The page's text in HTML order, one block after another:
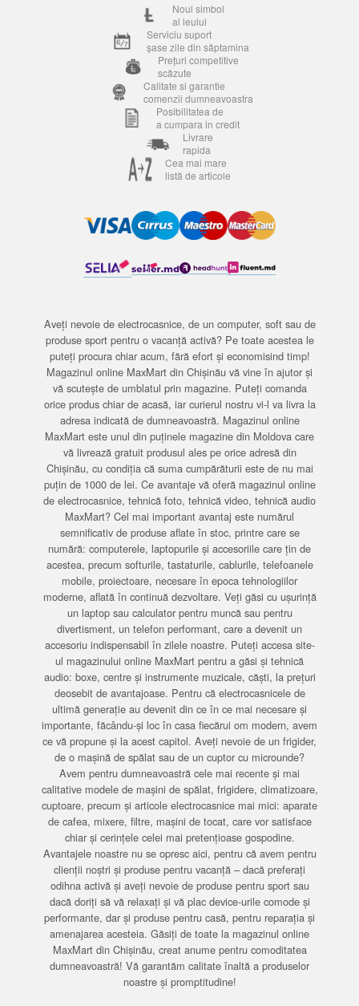
Noul simbol
al leului
Serviciu suport
șase zile din săptamina
Prețuri competitive
scăzute
Calitate si garantie
comenzii dumneavoastra
Posibilitatea de
a cumpara in credit
Livrare
rapida
Cea mai mare
listă de articole
Aveți nevoie de electrocasnice, de un computer, soft sau de
produse sport pentru o vacanță activă? Pe toate acestea le
puteți procura chiar acum, fără efort și economisind timp!
Magazinul online MaxMart din Chișinău vă vine în ajutor și
vă scutește de umblatul prin magazine. Puteți comanda
orice produs chiar de acasă, iar curierul nostru vi-l va livra la
adresa indicată de dumneavoastră. Magazinul online
MaxMart este unul din puținele magazine din Moldova care
vă livrează gratuit produsul ales pe orice adresă din
Chișinău, cu condiția că suma cumpărăturii este de nu mai
puțin de 1000 de lei. Ce avantaje vă oferă magazinul online
de electrocasnice, tehnică foto, tehnică video, tehnică audio
MaxMart? Cel mai important avantaj este numărul
semnificativ de produse aflate în stoc, printre care se
numără: computerele, laptopurile și accesoriile care țin de
acestea, precum softurile, tastaturile, cablurile, telefoanele
mobile, proiectoare, necesare în epoca tehnologiilor
moderne, aflată în continuă dezvoltare. Veți găsi cu ușurință
un laptop sau calculator pentru muncă sau pentru
divertisment, un telefon performant, care a devenit un
accesoriu indispensabil în zilele noastre. Puteți accesa site-
ul magazinului online MaxMart pentru a găsi și tehnică
audio: boxe, centre și instrumente muzicale, căști, la prețuri
deosebit de avantajoase. Pentru că electrocasnicele de
ultimă generație au devenit din ce în ce mai necesare și
importante, făcându-și loc în casa fiecărui om modern, avem
ce vă propune și la acest capitol. Aveți nevoie de un frigider,
de o mașină de spălat sau de un cuptor cu microunde?
Avem pentru dumneavoastră cele mai recente și mai
calitative modele de mașini de spălat, frigidere, climatizoare,
cuptoare, precum și articole electrocasnice mai mici: aparate
de cafea, mixere, filtre, mașini de tocat, care vor satisface
chiar și cerințele celei mai pretențioase gospodine.
Avantajele noastre nu se opresc aici, pentru că avem pentru
clienții noștri și produse pentru vacanță – dacă preferați
odihna activă și aveți nevoie de produse pentru sport sau
dacă doriți să vă relaxați și vă plac device-urile comode și
performante, dar și produse pentru casă, pentru reparația și
amenajarea acesteia. Găsiți de toate la magazinul online
MaxMart din Chișinău, creat anume pentru comoditatea
dumneavoastră! Vă garantăm calitate înaltă a produselor
noastre și promptitudine!